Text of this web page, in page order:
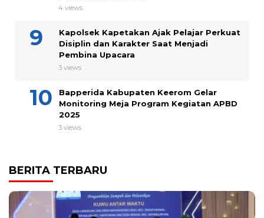
4 views
Kapolsek Kapetakan Ajak Pelajar Perkuat
Disiplin dan Karakter Saat Menjadi
Pembina Upacara
3 views
Bapperida Kabupaten Keerom Gelar
Monitoring Meja Program Kegiatan APBD
2025
3 views
BERITA TERBARU